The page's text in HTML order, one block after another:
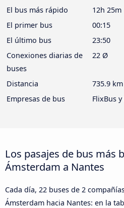
El bus más rápido
12h 25m
El primer bus
00:15
El último bus
23:50
Conexiones diarias de
buses
22 Ø
Distancia
735.9 km
Empresas de bus
FlixBus
Los pasajes de bus más
Ámsterdam a Nantes
Cada día, 22 buses de 2
Ámsterdam hacia Nantes: en la